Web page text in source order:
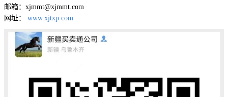
邮箱：xjmmt@xjmmt.com
网址： www.xjtxp.com